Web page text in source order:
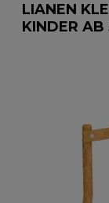
LIANEN
KINDER AB